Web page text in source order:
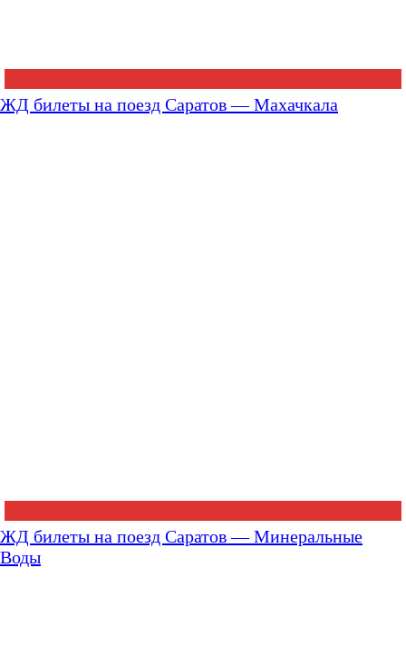
ЖД билеты на поезд Саратов — Махачкала
ЖД билеты на поезд Саратов — Минеральные
Воды